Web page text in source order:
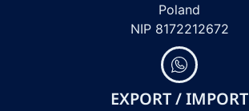
Poland
NIP 8172212672
EXPORT / IMPORT